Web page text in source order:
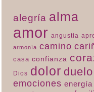
alegría alma
amor angustia
armonía camino
casa confianza
Dios dolor duelo
emociones energía